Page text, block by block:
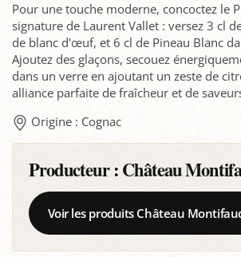
Pour une touche moderne, concoctez le
signature de Laurent Vallet : versez 3 cl
de blanc d'œuf, et 6 cl de Pineau Blanc
Ajoutez des glaçons, secouez
dans un verre en ajoutant un zeste de
alliance parfaite de fraîcheur et de
Origine : Cognac
Producteur :Château
Voir les produits Château